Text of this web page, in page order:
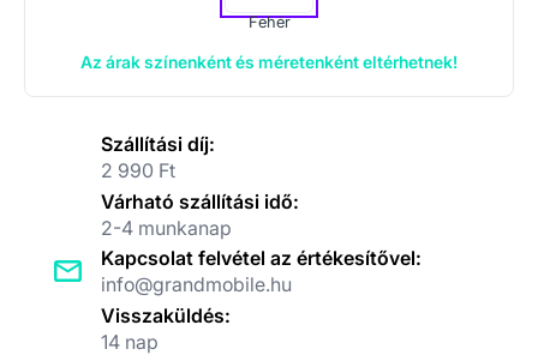
Fehér
Az árak színenként és méretenként eltérhetnek!
Szállítási díj:
2 990 Ft
Várható szállítási idő:
2-4 munkanap
Kapcsolat felvétel az értékesítővel:
info@grandmobile.hu
Visszaküldés:
14 nap